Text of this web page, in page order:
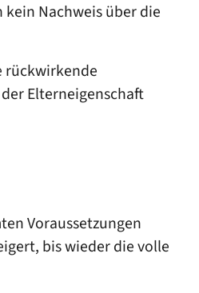
Nachweis über die
rückwirkende
Elterneigenschaft
Voraussetzungen
bis wieder die volle